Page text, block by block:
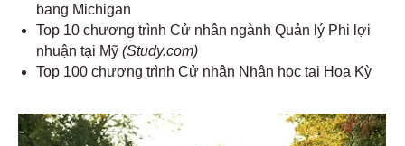
bang Michigan
Top 10 chương trình Cử nhân ngành Quản lý Phi lợi
nhuận tại Mỹ (Study.com)
Top 100 chương trình Cử nhân Nhân học tại Hoa Kỳ